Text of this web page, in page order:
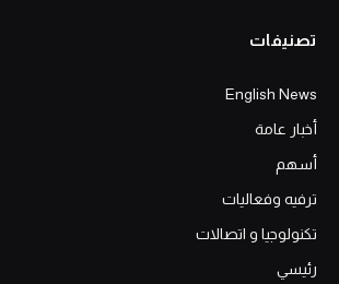
تصنيفات
English News
أخبار عامة
أسهم
ترفيه وفعاليات
تكنولوجيا و اتصالات
رئيسي